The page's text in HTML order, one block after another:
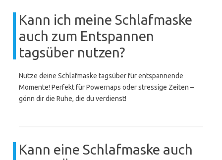
Kann ich meine Schlafmaske
auch zum Entspannen
tagsüber nutzen?
Nutze deine Schlafmaske tagsüber für entspannende
Momente! Perfekt für Powernaps oder stressige Zeiten –
gönn dir die Ruhe, die du verdienst!
Kann eine Schlafmaske auch